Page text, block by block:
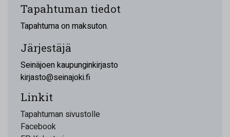
Tapahtuman tiedot
Tapahtuma on maksuton.
Järjestäjä
Seinäjoen kaupunginkirjasto
kirjasto@seinajoki.fi
Linkit
Tapahtuman sivustolle
Facebook